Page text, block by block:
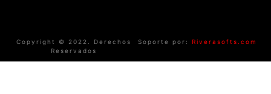
Copyright © 2022. Derechos
Reservados
Soporte por: Riverasofts.com